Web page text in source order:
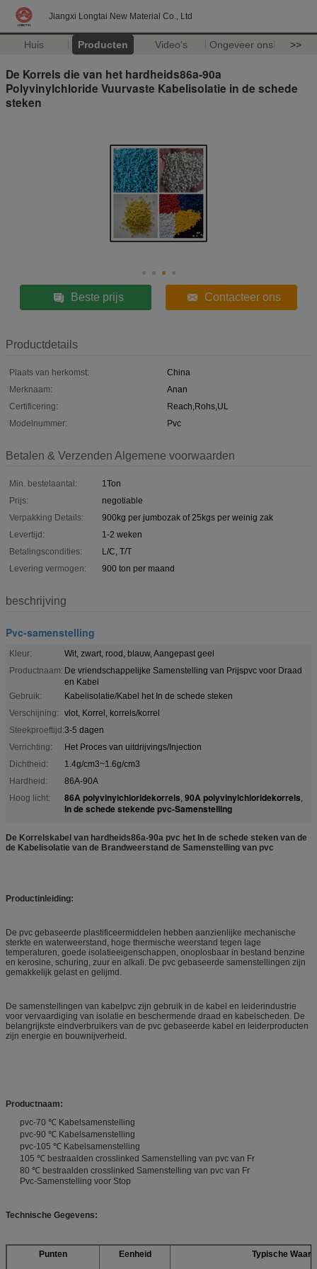
Jiangxi Longtai New Material Co., Ltd
Huis Producten Video's Ongeveer ons >>
De Korrels die van het hardheids86a-90a
Polyvinylchloride Vuurvaste Kabelisolatie in de schede
steken
Beste prijs Contacteer ons
Productdetails
Plaats van herkomst:
China
Merknaam:
Anan
Certificering:
Reach,Rohs,UL
Modelnummer:
Pvc
Betalen & Verzenden Algemene voorwaarden
Min. bestelaantal:
1Ton
Prijs:
negotiable
Verpakking Details:
900kg per jumbozak of 25kgs per weinig zak
Levertijd:
1-2 weken
Betalingscondities:
L/C, T/T
Levering vermogen:
900 ton per maand
beschrijving
Pvc-samenstelling
Kleur:
Wit, zwart, rood, blauw, Aangepast geel
Productnaam: De vriendschappelijke Samenstelling van Prijspvc voor Draad
en Kabel
Gebruik:
Kabelisolatie/Kabel het In de schede steken
Verschijning:
vlot, Korrel, korrels/korrel
Steekproeftijd:3-5 dagen
Verrichting:
Het Proces van uitdrijvings/Injection
Dichtheid:
1.4g/cm3~1.6g/cm3
Hardheid:
86A-90A
Hoog licht:
86A polyvinylchloridekorrels, 90A polyvinylchloridekorrels,
In de schede stekende pvc-Samenstelling
De Korrelskabel van hardheids86a-90a pvc het In de schede steken van de
de Kabelisolatie van de Brandweerstand de Samenstelling van pvc
Productinleiding:
De pvc gebaseerde plastificeermiddelen hebben aanzienlijke mechanische
sterkte en waterweerstand, hoge thermische weerstand tegen lage
temperaturen, goede isolatieeigenschappen, onoplosbaar in bestand benzine
en kerosine, schuring, zuur en alkali. De pvc gebaseerde samenstellingen zijn
gemakkelijk gelast en gelijmd.
De samenstellingen van kabelpvc zijn gebruik in de kabel en leiderindustrie
voor vervaardiging van isolatie en beschermende draad en kabelscheden. De
belangrijkste eindverbruikers van de pvc gebaseerde kabel en leiderproducten
zijn energie en bouwnijverheid.
Productnaam:
pvc-70 ℃ Kabelsamenstelling
pvc-90 ℃ Kabelsamenstelling
pvc-105 ℃ Kabelsamenstelling
105 ℃ bestraalden crosslinked Samenstelling van pvc van Fr
80 ℃ bestraalden crosslinked Samenstelling van pvc van Fr
Pvc-Samenstelling voor Stop
Technische Gegevens:
Punten Eenheid Typische